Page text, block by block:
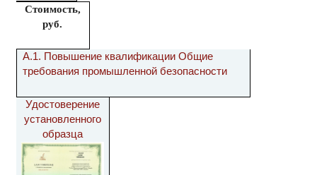
Стоимость,
руб.
А.1. Повышение квалификации Общие
требования промышленной безопасности
Удостоверение
установленного
образца